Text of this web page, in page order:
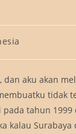
aku akan
tidak
tahun
kalau